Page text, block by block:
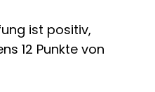
ist positiv,
12 Punkte von